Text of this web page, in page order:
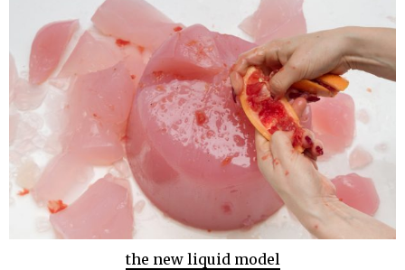
the new liquid model